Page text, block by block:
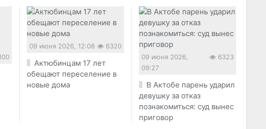
09 июня 2026, 12:08 6320
Актюбинцам 17 лет
обещают переселение в
новые дома
09 июня 2026,
09:27
6323
В Актобе парень ударил
девушку за отказ
познакомиться: суд вынес
приговор